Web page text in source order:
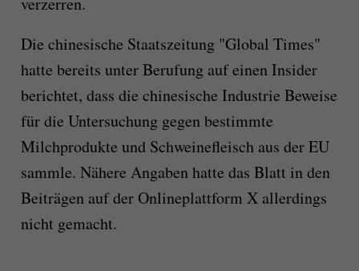
Die chinesische Staatszeitung "Global Times"
hatte bereits unter Berufung auf einen Insider
berichtet, dass die chinesische Industrie Beweise
für die Untersuchung gegen bestimmte
Milchprodukte und Schweinefleisch aus der EU
sammle. Nähere Angaben hatte das Blatt in den
Beiträgen auf der Onlineplattform X allerdings
nicht gemacht.